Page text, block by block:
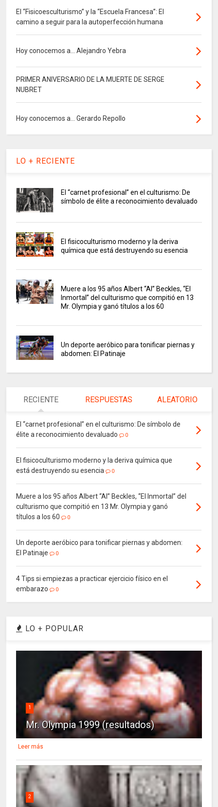
El “Fisicoesculturismo” y la “Escuela Francesa”: El
camino a seguir para la autoperfección humana
Hoy conocemos a... Alejandro Yebra
PRIMER ANIVERSARIO DE LA MUERTE DE SERGE
NUBRET
Hoy conocemos a... Gerardo Repollo
LO + RECIENTE
El “carnet profesional” en el culturismo: De
símbolo de élite a reconocimiento devaluado
El fisicoculturismo moderno y la deriva
química que está destruyendo su esencia
Muere a los 95 años Albert “Al” Beckles, “El
Inmortal” del culturismo que compitió en 13
Mr. Olympia y ganó títulos a los 60
Un deporte aeróbico para tonificar piernas y
abdomen: El Patinaje
RECIENTE RESPUESTAS ALEATORIO
El “carnet profesional” en el culturismo: De símbolo de
élite a reconocimiento devaluado
0
El fisicoculturismo moderno y la deriva química que
está destruyendo su esencia
0
Muere a los 95 años Albert “Al” Beckles, “El Inmortal” del
culturismo que compitió en 13 Mr. Olympia y ganó
títulos a los 60
0
Un deporte aeróbico para tonificar piernas y abdomen:
El Patinaje
0
4 Tips si empiezas a practicar ejercicio físico en el
embarazo
0
LO + POPULAR
1
Mr. Olympia 1999 (resultados)
Leer más
2